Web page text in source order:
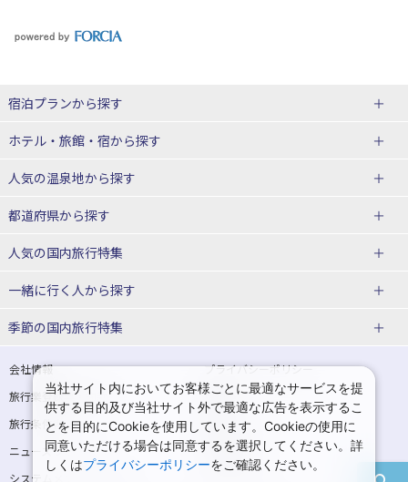
宿泊プランから探す
北海道
東北
青森県
宮城県
山形県
関東
埼玉県 千葉県
茨城県 栃木県
ホテル・旅館・宿から探す
北海道ホテル・旅館
青森県ホテル・旅館
宮城県ホテル・旅館
山形県ホテル・旅館
東京都ホテル・旅館 神奈川県ホテル・旅館
埼玉県ホテル・旅館 千葉県ホテル・旅館
茨城県ホテル・旅館 栃木県ホテル・旅館
人気の温泉地から探す
北海道
湯の川温泉(北海道)
十勝川温泉(北海道)
洞爺湖温泉(北海道)
層雲峡温泉(北海道)
東北
花巻温泉(岩手) 蔵王温泉(山形)
かみのやま温泉(山形) 鳴子温泉(宮城)
都道府県から探す
北海道旅行・ツアー
東北
青森旅行・ツアー 岩手旅行・ツアー
宮城旅行・ツアー 秋田旅行・ツアー
山形旅行・ツアー 福島旅行・ツアー
人気の国内旅行特集
東京ディズニーリゾート®への旅
ユニバーサル・スタジオ・ジャパ
一緒に行く人から探す
一人旅 国内版
カップル・夫婦旅行 国内版 女子旅 国内版
卒業旅行・学生旅行 国内版
季節の国内旅行特集
桜・お花見特集
ゴールデンウィーク（GW）の国内
旅行
夏休み・お盆の国内旅行 7月の国内旅行
8月の国内旅行 9月の国内旅行
会社情報
プライバシーポリシー
旅行業登録票・約款
規約集
旅行条件書
商標について
ニュースリリース
採用情報
システムメンテナンスの
当社サイト内においてお客様ごとに最適なサービスを提
供する目的及び当社サイト外で最適な広告を表示するこ
とを目的にCookieを使用しています。Cookieの使用に
同意いただける場合は同意するを選択してください。詳
しくはプライバシーポリシーをご確認ください。